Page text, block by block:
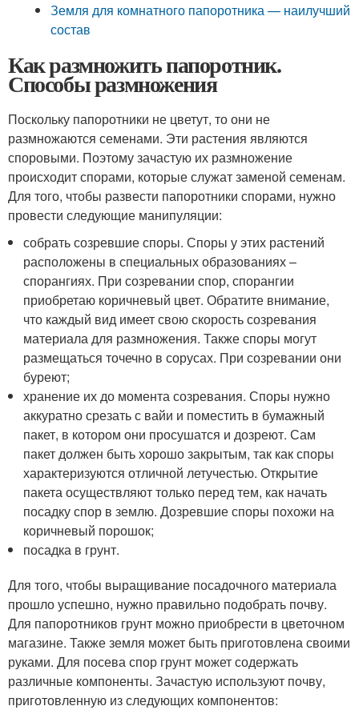
Земля для комнатного папоротника — наилучший
состав
Как размножить папоротник.
Способы размножения
Поскольку папоротники не цветут, то они не
размножаются семенами. Эти растения являются
споровыми. Поэтому зачастую их размножение
происходит спорами, которые служат заменой семенам.
Для того, чтобы развести папоротники спорами, нужно
провести следующие манипуляции:
собрать созревшие споры. Споры у этих растений
расположены в специальных образованиях –
спорангиях. При созревании спор, спорангии
приобретаю коричневый цвет. Обратите внимание,
что каждый вид имеет свою скорость созревания
материала для размножения. Также споры могут
размещаться точечно в сорусах. При созревании они
буреют;
хранение их до момента созревания. Споры нужно
аккуратно срезать с вайи и поместить в бумажный
пакет, в котором они просушатся и дозреют. Сам
пакет должен быть хорошо закрытым, так как споры
характеризуются отличной летучестью. Открытие
пакета осуществляют только перед тем, как начать
посадку спор в землю. Дозревшие споры похожи на
коричневый порошок;
посадка в грунт.
Для того, чтобы выращивание посадочного материала
прошло успешно, нужно правильно подобрать почву.
Для папоротников грунт можно приобрести в цветочном
магазине. Также земля может быть приготовлена своими
руками. Для посева спор грунт может содержать
различные компоненты. Зачастую используют почву,
приготовленную из следующих компонентов: